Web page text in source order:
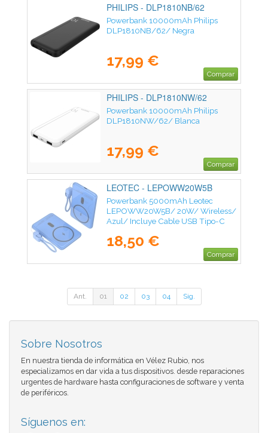
PHILIPS - DLP1810NB/62
Powerbank 10000mAh Philips
DLP1810NB/62/ Negra
17,99 €
Comprar
PHILIPS - DLP1810NW/62
Powerbank 10000mAh Philips
DLP1810NW/62/ Blanca
17,99 €
Comprar
LEOTEC - LEPOWW20W5B
Powerbank 5000mAh Leotec
LEPOWW20W5B/ 20W/ Wireless/
Azul/ Incluye Cable USB Tipo-C
18,50 €
Comprar
Ant. 01 02 03 04 Sig.
Sobre Nosotros
En nuestra tienda de informática en Vélez Rubio, nos
especializamos en dar vida a tus dispositivos. desde reparaciones
urgentes de hardware hasta configuraciones de software y venta
de periféricos.
Síguenos en: